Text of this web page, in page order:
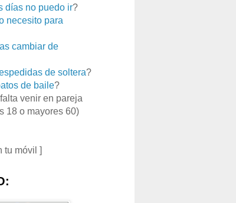
días no puedo ir?
necesito para
cambiar de
de soltera?
de baile?
venir en pareja
18 o mayores 60)
tu móvil ]